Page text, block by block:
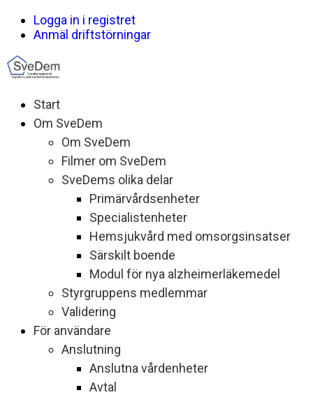
Logga in i registret
Anmäl driftstörningar
Start
Om SveDem
Om SveDem
Filmer om SveDem
SveDems olika delar
Primärvårdsenheter
Specialistenheter
Hemsjukvård med omsorgsinsatser
Särskilt boende
Modul för nya alzheimerläkemedel
Styrgruppens medlemmar
Validering
För användare
Anslutning
Anslutna vårdenheter
Avtal